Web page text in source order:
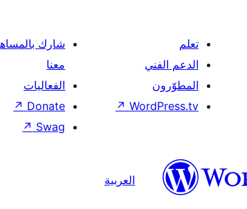
تعلم
الدعم الفني
المطوّرون
WordPress.tv
↗
شارك
معنا
الفعاليات
Donate
↗
Swag
↗
العربية